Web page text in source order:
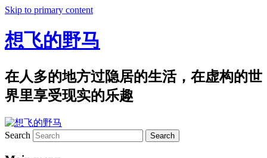
Skip to primary content
想飞的野马
在人多的地方过隐居的生活，在虚构的世
界里享受现实的乐趣
Search